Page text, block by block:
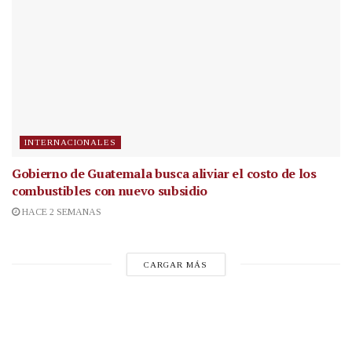
INTERNACIONALES
Gobierno de Guatemala busca aliviar el costo de los
combustibles con nuevo subsidio
HACE 2 SEMANAS
CARGAR MÁS